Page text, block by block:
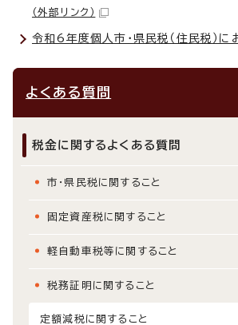
（外部リンク）
令和6年度個人市・県民税（住民税）に
よくある質問
税金に関するよくある質問
市・県民税に関すること
固定資産税に関すること
軽自動車税等に関すること
税務証明に関すること
定額減税に関すること